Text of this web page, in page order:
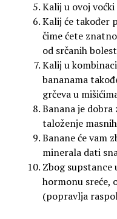
Kalij u ovoj voćki
Kalij će također
čime ćete
od srčanih
Kalij u
bananama
grčeva u
Banana je
taloženje
Banane će vam
minerala dati
Zbog supstance
hormonu sreće,
(popravlja